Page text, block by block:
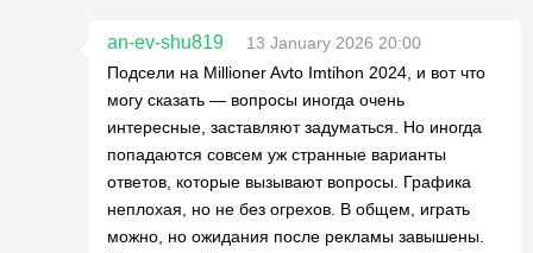
an-ev-shu819
13 January 2026 20:00
Подсели на Millioner Avto Imtihon 2024, и вот что
могу сказать — вопросы иногда очень
интересные, заставляют задуматься. Но иногда
попадаются совсем уж странные варианты
ответов, которые вызывают вопросы. Графика
неплохая, но не без огрехов. В общем, играть
можно, но ожидания после рекламы завышены.